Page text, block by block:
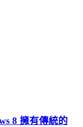
8 擁有傳統的